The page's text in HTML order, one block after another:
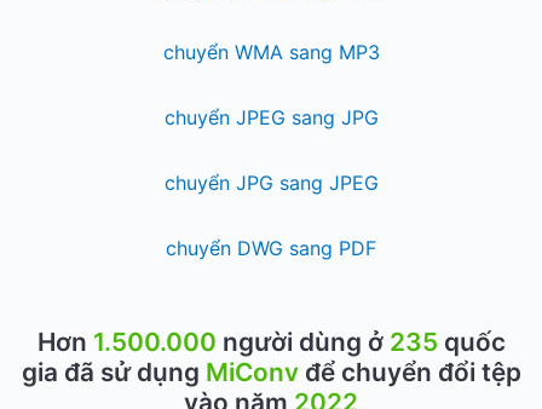
chuyển WMA sang MP3
chuyển JPEG sang JPG
chuyển JPG sang JPEG
chuyển DWG sang PDF
Hơn 1.500.000 người dùng ở 235 quốc
gia đã sử dụng MiConvđể chuyển đổi tệp
vào năm 2022